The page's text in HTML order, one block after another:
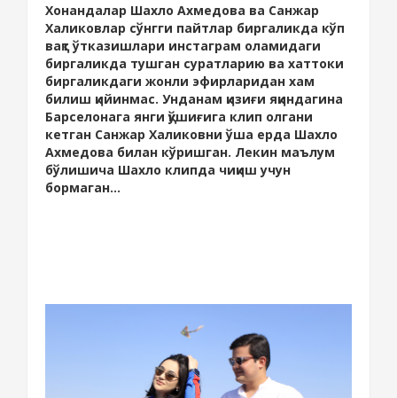
Хонандалар Шахло Ахмедова ва Санжар
Халиковлар сўнгги пайтлар биргаликда кўп
вақт ўтказишлари инстаграм оламидаги
биргаликда тушган суратларию ва хаттоки
биргаликдаги жонли эфирларидан хам
билиш қийинмас. Унданам қизиғи яқиндагина
Барселонага янги қўшиғига клип олгани
кетган Санжар Халиковни ўша ерда Шахло
Ахмедова билан кўришган. Лекин маълум
бўлишича Шахло клипда чиқиш учун
бормаган...